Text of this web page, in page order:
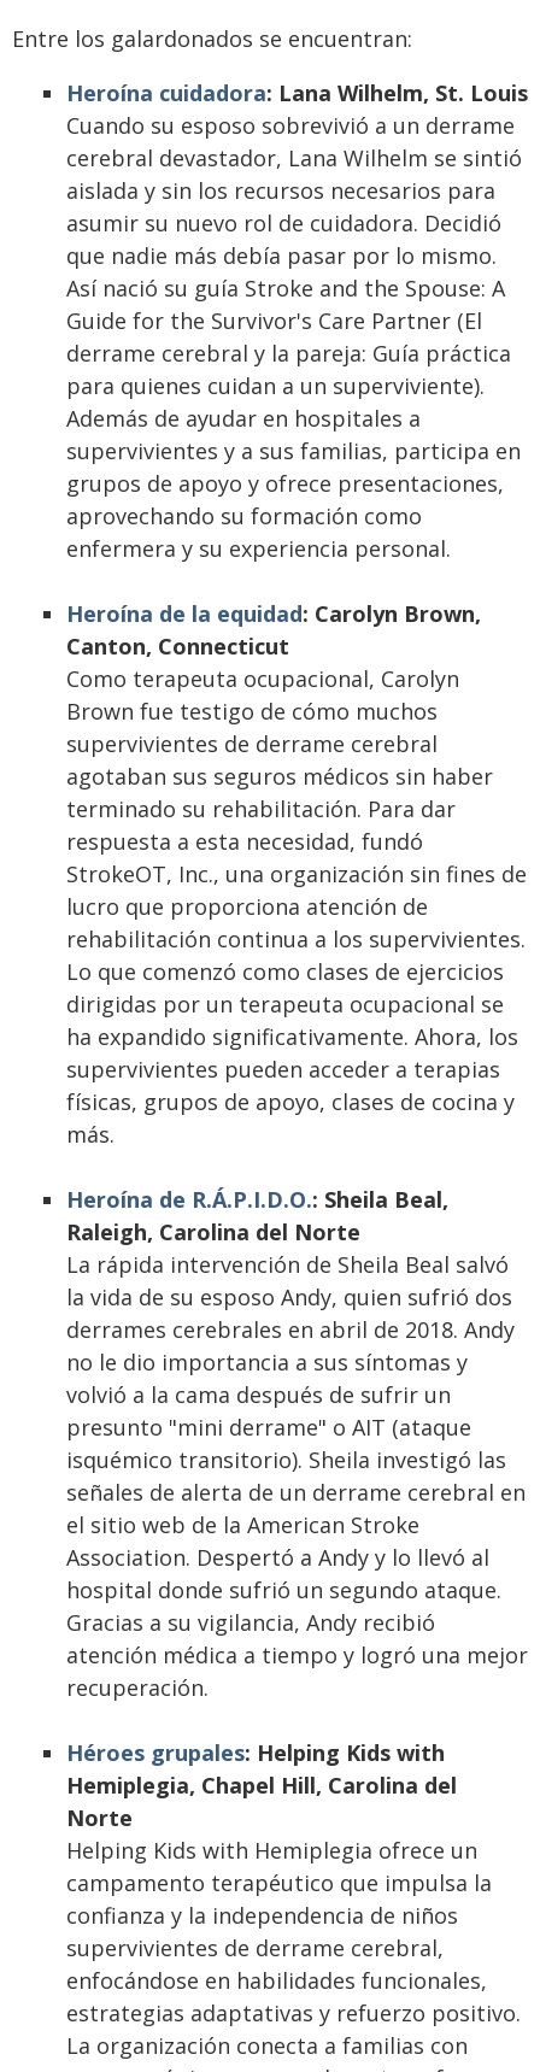
Entre los galardonados se encuentran:
Heroína cuidadora: Lana Wilhelm, St. Louis
Cuando su esposo sobrevivió a un derrame
cerebral devastador, Lana Wilhelm se sintió
aislada y sin los recursos necesarios para
asumir su nuevo rol de cuidadora. Decidió
que nadie más debía pasar por lo mismo.
Así nació su guía Stroke and the Spouse: A
Guide for the Survivor's Care Partner (El
derrame cerebral y la pareja: Guía práctica
para quienes cuidan a un superviviente).
Además de ayudar en hospitales a
supervivientes y a sus familias, participa en
grupos de apoyo y ofrece presentaciones,
aprovechando su formación como
enfermera y su experiencia personal.
Heroína de la equidad: Carolyn Brown,
Canton, Connecticut
Como terapeuta ocupacional, Carolyn
Brown fue testigo de cómo muchos
supervivientes de derrame cerebral
agotaban sus seguros médicos sin haber
terminado su rehabilitación. Para dar
respuesta a esta necesidad, fundó
StrokeOT, Inc., una organización sin fines de
lucro que proporciona atención de
rehabilitación continua a los supervivientes.
Lo que comenzó como clases de ejercicios
dirigidas por un terapeuta ocupacional se
ha expandido significativamente. Ahora, los
supervivientes pueden acceder a terapias
físicas, grupos de apoyo, clases de cocina y
más.
Heroína de R.Á.P.I.D.O.: Sheila Beal,
Raleigh, Carolina del Norte
La rápida intervención de Sheila Beal salvó
la vida de su esposo Andy, quien sufrió dos
derrames cerebrales en abril de 2018. Andy
no le dio importancia a sus síntomas y
volvió a la cama después de sufrir un
presunto "mini derrame" o AIT (ataque
isquémico transitorio). Sheila investigó las
señales de alerta de un derrame cerebral en
el sitio web de la American Stroke
Association. Despertó a Andy y lo llevó al
hospital donde sufrió un segundo ataque.
Gracias a su vigilancia, Andy recibió
atención médica a tiempo y logró una mejor
recuperación.
Héroes grupales: Helping Kids with
Hemiplegia, Chapel Hill, Carolina del
Norte
Helping Kids with Hemiplegia ofrece un
campamento terapéutico que impulsa la
confianza y la independencia de niños
supervivientes de derrame cerebral,
enfocándose en habilidades funcionales,
estrategias adaptativas y refuerzo positivo.
La organización conecta a familias con